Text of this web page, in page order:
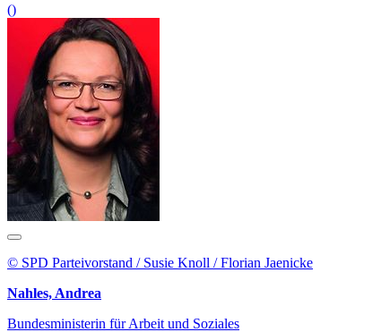
()
© SPD Parteivorstand / Susie Knoll / Florian Jaenicke
Nahles, Andrea
Bundesministerin für Arbeit und Soziales